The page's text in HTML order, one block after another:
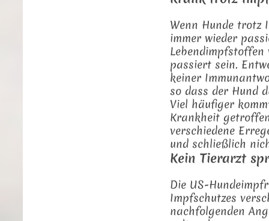
Wenn Hunde trotz
immer wieder
passiert sein.
keiner
so dass der Hund
Viel häufiger
Krankheit
verschiedene
und schließlich
Kein Tierarzt
Die US-
Impfschutzes
nachfolgenden